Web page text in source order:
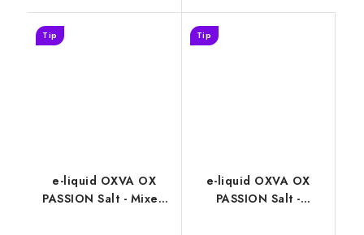
e-liquid OXVA OX
PASSION Salt - Mixed
Tip
e-liquid OXVA OX
PASSION Salt -
Tip